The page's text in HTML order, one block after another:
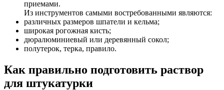
приемами.
Из инструментов самыми востребованными являются:
различных размеров шпатели и кельма;
широкая рогожная кисть;
дюралюминиевый или деревянный сокол;
полутерок, терка, правило.
Как правильно подготовить раствор
для штукатурки